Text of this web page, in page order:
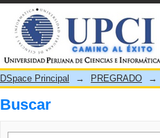
Buscar
DSpace Principal → PREGRADO →
Buscar